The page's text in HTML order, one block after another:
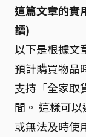
這篇文章的實
讀)
以下是根據文
預計購買物品
支持「全家取
間。 這樣可
或無法及時使